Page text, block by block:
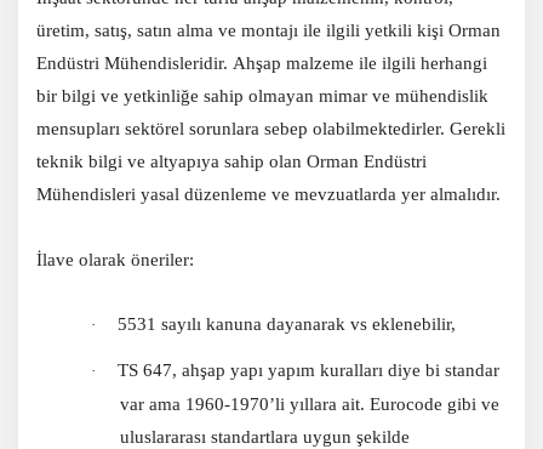
üretim, satış, satın alma ve montajı ile ilgili yetkili kişi Orman
Endüstri Mühendisleridir. Ahşap malzeme ile ilgili herhangi
bir bilgi ve yetkinliğe sahip olmayan mimar ve mühendislik
mensupları sektörel sorunlara sebep olabilmektedirler. Gerekli
teknik bilgi ve altyapıya sahip olan Orman Endüstri
Mühendisleri yasal düzenleme ve mevzuatlarda yer almalıdır.
İlave olarak öneriler:
· 5531 sayılı kanuna dayanarak vs eklenebilir,
·
TS 647, ahşap yapı yapım kuralları diye bi standar
var ama 1960-1970’li yıllara ait. Eurocode gibi ve
uluslararası standartlara uygun şekilde